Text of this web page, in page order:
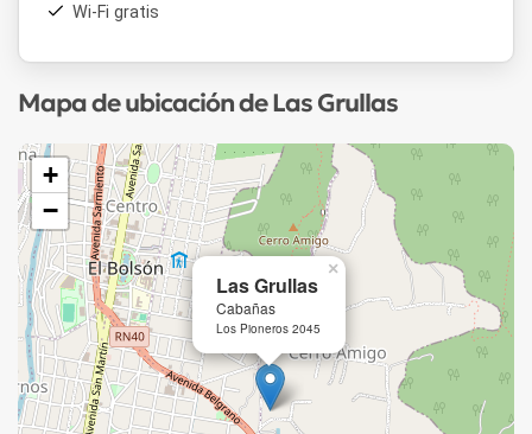
Wi-Fi gratis
Mapa de ubicación de Las Grullas
Las Grullas
Cabañas
Los Pioneros 2045
×
+
−